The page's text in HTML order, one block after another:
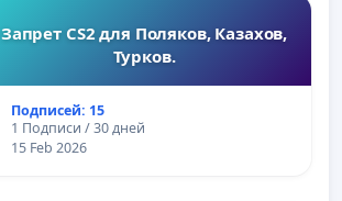
Запрет CS2 для Поляков, Казахов,
Турков.
Подписей: 15
1 Подписи / 30 дней
15 Feb 2026